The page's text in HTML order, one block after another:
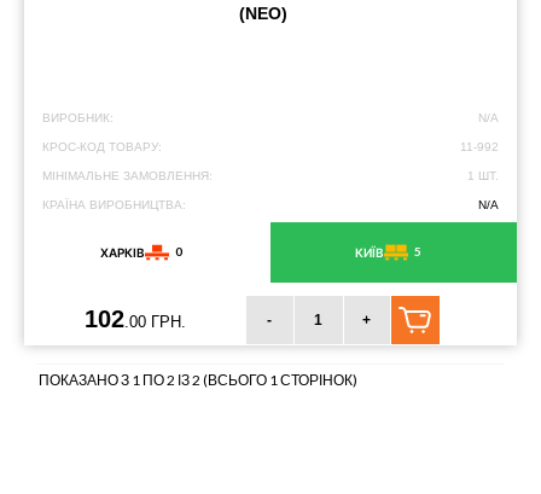
(NEO)
ВИРОБНИК: N/A
КРОС-КОД ТОВАРУ: 11-992
МІНІМАЛЬНЕ ЗАМОВЛЕННЯ: 1 ШТ.
КРАЇНА ВИРОБНИЦТВА: N/A
ХАРКІВ 0 КИЇВ 5
102.00 ГРН. - +
ПОКАЗАНО З 1 ПО 2 ІЗ 2 (ВСЬОГО 1 СТОРІНОК)